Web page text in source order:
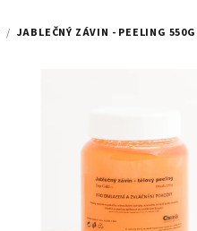
/ JABLEČNÝ ZÁVIN - PEELING 550G